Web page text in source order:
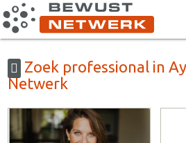
Zoek professional in
Netwerk